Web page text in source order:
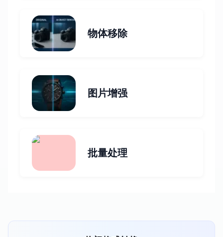
物体移除
图片增强
批量处理